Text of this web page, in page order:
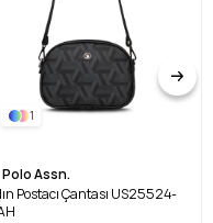
günlük renkli ve
forma taşıyan bu model,
1
Polo Assn.
Postacı Çantası US25524-